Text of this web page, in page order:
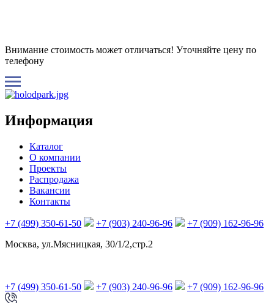
Внимание стоимость может отличаться! Уточняйте цену по
телефону
Информация
Каталог
О компании
Проекты
Распродажа
Вакансии
Контакты
+7 (499) 350-61-50 +7 (903) 240-96-96
+7 (909) 162-96-96
Москва, ул.Мясницкая, 30/1/2,стр.2
+7 (499) 350-61-50 +7 (903) 240-96-96 +7 (909) 162-96-96